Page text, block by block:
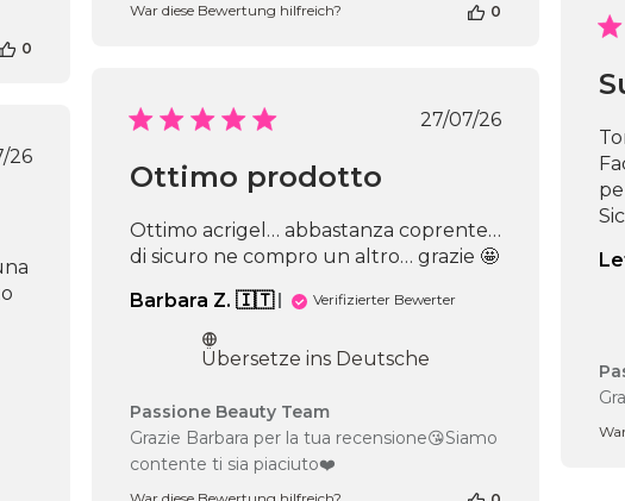
0
Inhabers
am
Jul
22
2026
War diese Bewertung hilfreich? 0
27/07/26
Ottimo prodotto
Ottimo acrigel… abbastanza coprente…
di sicuro ne compro un altro… grazie 🤩
Barbara Z. 🇮🇹
Verifizierter Bewerter
Übersetze ins Deutsche
Kommentare
des
Shop-
Inhabers
Passione Beauty Team
Grazie Barbara per la tua recensione😘Siamo
contente ti sia piaciuto❤️
26